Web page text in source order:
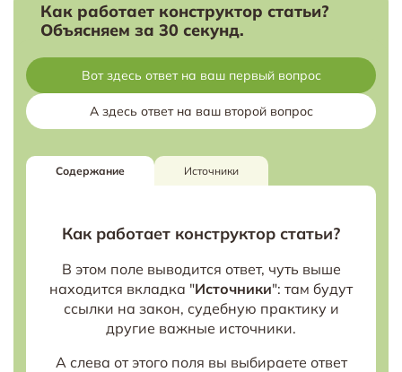
Как работает конструктор статьи?
Объясняем за 30 секунд.
Вот здесь ответ на ваш первый вопрос
А здесь ответ на ваш второй вопрос
Содержание Источники
Как работает конструктор статьи?
В этом поле выводится ответ, чуть выше
находится вкладка "Источники": там будут
ссылки на закон, судебную практику и
другие важные источники.
А слева от этого поля вы выбираете ответ